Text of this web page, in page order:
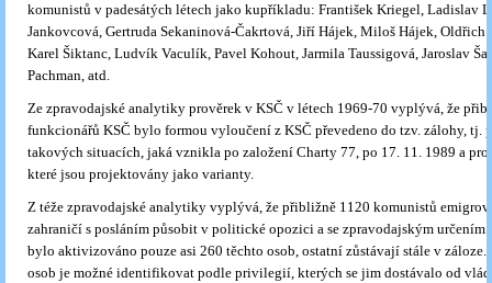
komunistů v padesátých létech jako kupříkladu: František Kriegel, Ladislav
Jankovcová, Gertruda Sekaninová-Čakrtová, Jiří Hájek, Miloš Hájek, Oldřich
Karel Šiktanc, Ludvík Vaculík, Pavel Kohout, Jarmila Taussigová, Jaroslav
Pachman, atd.
Ze zpravodajské analytiky prověrek v KSČ v létech 1969-70 vyplývá, že
funkcionářů KSČ bylo formou vyloučení z KSČ převedeno do tzv. zálohy, tj.
takových situacích, jaká vznikla po založení Charty 77, po 17. 11. 1989 a pro
které jsou projektovány jako varianty.
Z téže zpravodajské analytiky vyplývá, že přibližně 1120 komunistů
zahraničí s posláním působit v politické opozici a se zpravodajským
bylo aktivizováno pouze asi 260 těchto osob, ostatní zůstávají stále v záloze.
osob je možné identifikovat podle privilegií, kterých se jim dostávalo od